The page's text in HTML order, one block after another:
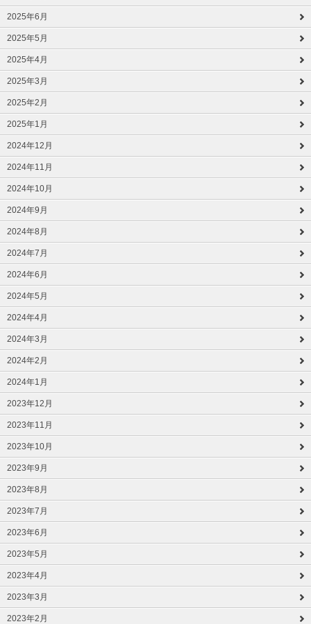
2025年6月
2025年5月
2025年4月
2025年3月
2025年2月
2025年1月
2024年12月
2024年11月
2024年10月
2024年9月
2024年8月
2024年7月
2024年6月
2024年5月
2024年4月
2024年3月
2024年2月
2024年1月
2023年12月
2023年11月
2023年10月
2023年9月
2023年8月
2023年7月
2023年6月
2023年5月
2023年4月
2023年3月
2023年2月